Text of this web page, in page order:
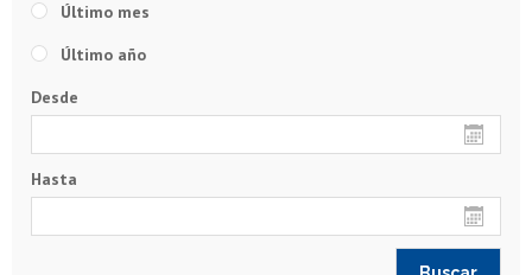
Último mes
Último año
Desde
Hasta